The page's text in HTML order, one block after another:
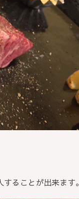
ることが出来ます。